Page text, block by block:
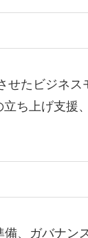
せたビジネス
ち上げ支援
、ガバナン